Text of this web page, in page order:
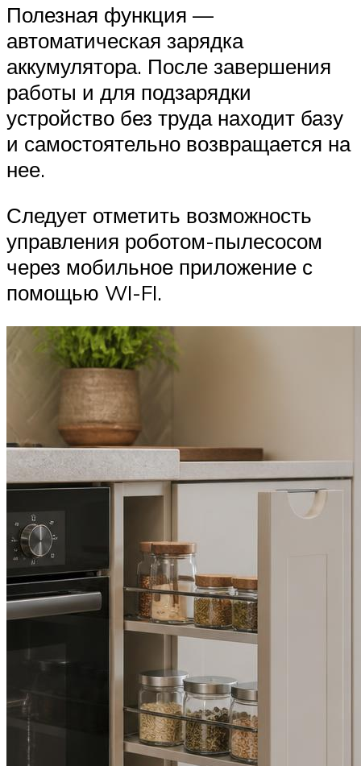
Полезная функция —
автоматическая зарядка
аккумулятора. После завершения
работы и для подзарядки
устройство без труда находит базу
и самостоятельно возвращается на
нее.
Следует отметить возможность
управления роботом-пылесосом
через мобильное приложение с
помощью WI-FI.